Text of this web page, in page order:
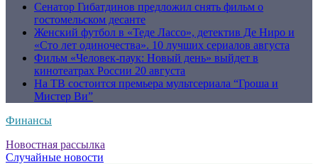
Сенатор Гибатдинов предложил снять фильм о
гостомельском десанте
Женский футбол в «Теде Лассо», детектив Де Ниро и
«Сто лет одиночества». 10 лучших сериалов августа
Фильм «Человек-паук: Новый день» выйдет в
кинотеатрах России 20 августа
На ТВ состоится премьера мультсериала “Гроша и
Мистер Ви”
Финансы
Новостная рассылка
Случайные новости